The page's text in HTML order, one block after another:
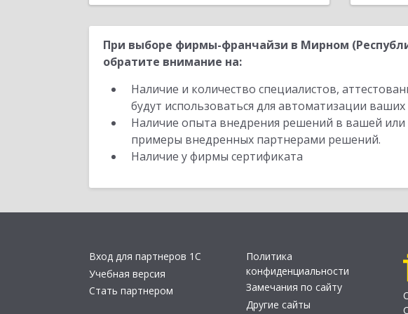
При выборе фирмы-франчайзи в Мирном
обратите внимание на:
Наличие и количество специалистов,
будут использоваться для автоматизации ваших
Наличие опыта внедрения решений в вашей
примеры внедренных партнерами решений.
Наличие у фирмы сертификата
Вход для партнеров 1С
Учебная версия
Стать партнером
Политика
конфиденциальности
Замечания по сайту
Другие сайты